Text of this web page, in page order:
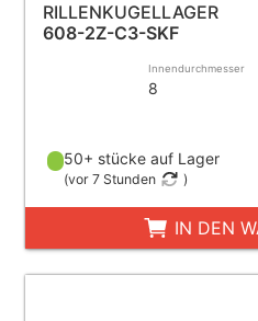
RILLENKUGELLAGER
608-2Z-C3-SKF
Innendurchmesser
8
50+ stücke auf Lager
(vor 7 Stunden )
IN DEN